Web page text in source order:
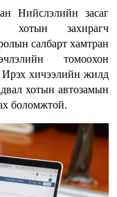
Нийслэлийн засаг
хотын захирагч
салбарт хамтран
томоохон
Ирэх хичээлийн жилд
хотын автозамын
боломжтой.